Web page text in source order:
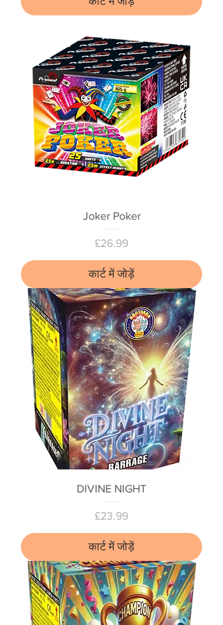
Joker Poker
मूल्य
£26.99
कार्ट में जोड़ें
DIVINE NIGHT
मूल्य
£23.99
कार्ट में जोड़ें